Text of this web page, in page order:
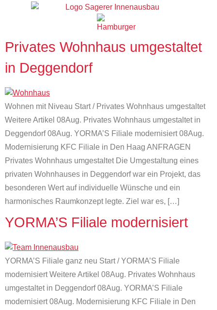
Privates Wohnhaus umgestaltet
in Deggendorf
Wohnen mit Niveau Start / Privates Wohnhaus umgestaltet
Weitere Artikel 08Aug. Privates Wohnhaus umgestaltet in
Deggendorf 08Aug. YORMA’S Filiale modernisiert 08Aug.
Modernisierung KFC Filiale in Den Haag ANFRAGEN
Privates Wohnhaus umgestaltet Die Umgestaltung eines
privaten Wohnhauses in Deggendorf war ein Projekt, das
besonderen Wert auf individuelle Wünsche und ein
harmonisches Raumkonzept legte. Ziel war es, […]
YORMA’S Filiale modernisiert
YORMA’S Filiale ganz neu Start / YORMA’S Filiale
modernisiert Weitere Artikel 08Aug. Privates Wohnhaus
umgestaltet in Deggendorf 08Aug. YORMA’S Filiale
modernisiert 08Aug. Modernisierung KFC Filiale in Den